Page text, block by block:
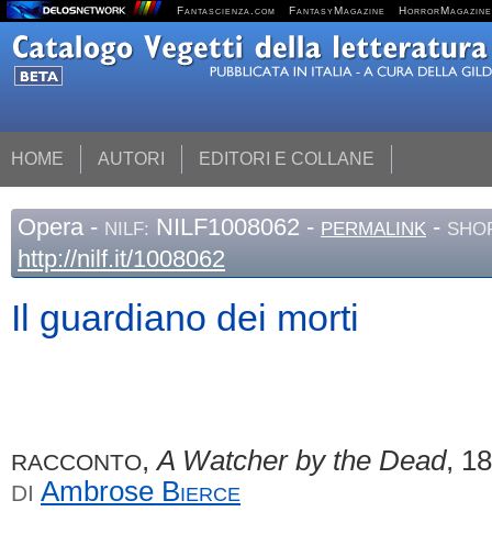
Fantascienza.com FantasyMagazine HorrorMagazine
HOME AUTORI EDITORI E COLLANE
Opera - NILF: NILF1008062 - PERMALINK -
http://nilf.it/1008062
Il guardiano dei morti
RACCONTO,A Watcher by the Dead,
DI Ambrose Bierce